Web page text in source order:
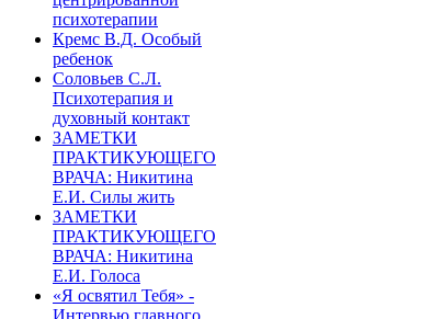
психотерапии
Кремс В.Д. Особый
ребенок
Соловьев С.Л.
Психотерапия и
духовный контакт
ЗАМЕТКИ
ПРАКТИКУЮЩЕГО
ВРАЧА: Никитина
Е.И. Силы жить
ЗАМЕТКИ
ПРАКТИКУЮЩЕГО
ВРАЧА: Никитина
Е.И. Голоса
«Я освятил Тебя» -
Интервью главного